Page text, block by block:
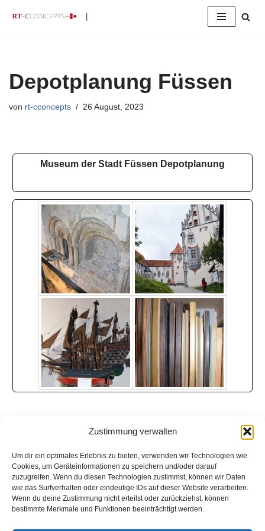
Zustimmung verwalten
Um dir ein optimales Erlebnis zu bieten, verwenden wir Technologien wie
Cookies, um Geräteinformationen zu speichern und/oder darauf
zuzugreifen. Wenn du diesen Technologien zustimmst, können wir Daten
wie das Surfverhalten oder eindeutige IDs auf dieser Website verarbeiten.
Wenn du deine Zustimmung nicht erteilst oder zurückziehst, können
bestimmte Merkmale und Funktionen beeinträchtigt werden.
Depotplanung Füssen
von rt-cconcepts 26 August, 2023
Museum der Stadt Füssen Depotplanung